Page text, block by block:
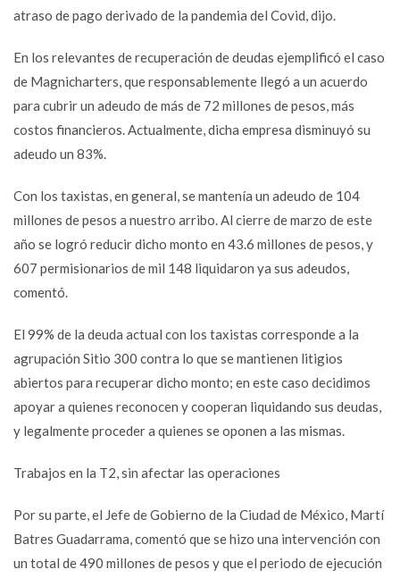
atraso de pago derivado de la pandemia del Covid, dijo.
En los relevantes de recuperación de deudas ejemplificó el caso
de Magnicharters, que responsablemente llegó a un acuerdo
para cubrir un adeudo de más de 72 millones de pesos, más
costos financieros. Actualmente, dicha empresa disminuyó su
adeudo un 83%.
Con los taxistas, en general, se mantenía un adeudo de 104
millones de pesos a nuestro arribo. Al cierre de marzo de este
año se logró reducir dicho monto en 43.6 millones de pesos, y
607 permisionarios de mil 148 liquidaron ya sus adeudos,
comentó.
El 99% de la deuda actual con los taxistas corresponde a la
agrupación Sitio 300 contra lo que se mantienen litigios
abiertos para recuperar dicho monto; en este caso decidimos
apoyar a quienes reconocen y cooperan liquidando sus deudas,
y legalmente proceder a quienes se oponen a las mismas.
Trabajos en la T2, sin afectar las operaciones
Por su parte, el Jefe de Gobierno de la Ciudad de México, Martí
Batres Guadarrama, comentó que se hizo una intervención con
un total de 490 millones de pesos y que el periodo de ejecución